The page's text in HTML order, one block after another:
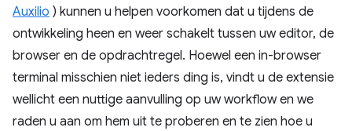
Auxilio ) kunnen u helpen voorkomen dat u tijdens de
ontwikkeling heen en weer schakelt tussen uw editor, de
browser en de opdrachtregel. Hoewel een in-browser
terminal misschien niet ieders ding is, vindt u de extensie
wellicht een nuttige aanvulling op uw workflow en we
raden u aan om hem uit te proberen en te zien hoe u